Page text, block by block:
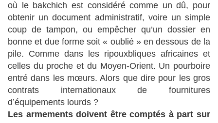
où le bakchich est considéré comme un dû, pour
obtenir un document administratif, voire un simple
coup de tampon, ou empêcher qu’un dossier en
bonne et due forme soit « oublié » en dessous de la
pile. Comme dans les ripouxbliques africaines et
celles du proche et du Moyen-Orient. Un pourboire
entré dans les mœurs. Alors que dire pour les gros
contrats internationaux de fournitures
d’équipements lourds ?
Les armements doivent être comptés à part sur